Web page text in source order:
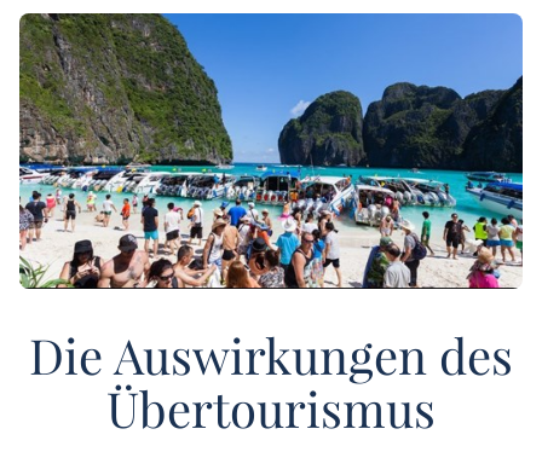
Die Auswirkungen des
Übertourismus